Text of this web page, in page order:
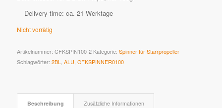
Delivery time: ca. 21 Werktage
Nicht vorrätig
Artikelnummer: CFKSPIN100-2 Kategorie: Spinner für Starrpropeller
Schlagwörter: 2BL, ALU, CFKSPINNER0100
Beschreibung Zusätzliche Informationen